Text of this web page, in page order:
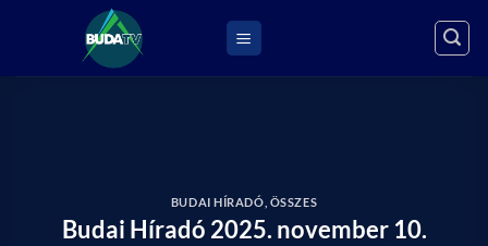
BUDAI HÍRADÓ ÖSSZES
Budai Híradó 2025. november 10.